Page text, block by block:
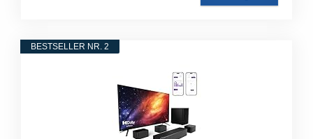
BESTSELLER NR. 2